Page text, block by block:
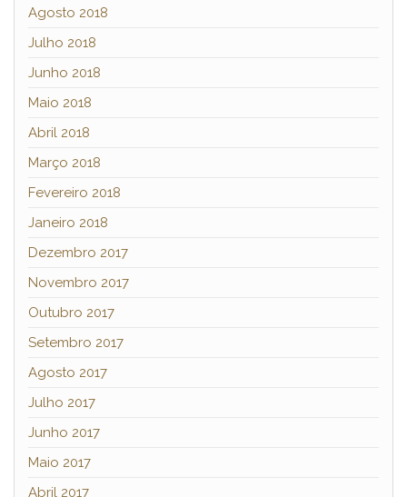
Agosto 2018
Julho 2018
Junho 2018
Maio 2018
Abril 2018
Março 2018
Fevereiro 2018
Janeiro 2018
Dezembro 2017
Novembro 2017
Outubro 2017
Setembro 2017
Agosto 2017
Julho 2017
Junho 2017
Maio 2017
Abril 2017